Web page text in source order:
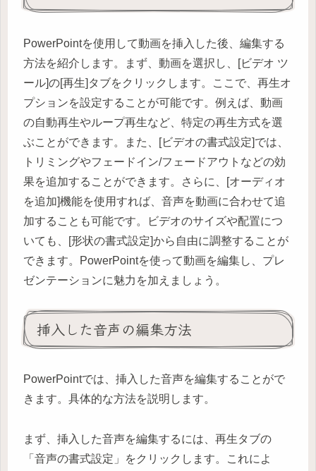
PowerPointを使用して動画を挿入した後、編集する
方法を紹介します。まず、動画を選択し、[ビデオ ツ
ール]の[再生]タブをクリックします。ここで、再生オ
プションを設定することが可能です。例えば、動画
の自動再生やループ再生など、特定の再生方式を選
ぶことができます。また、[ビデオの書式設定]では、
トリミングやフェードイン/フェードアウトなどの効
果を追加することができます。さらに、[オーディオ
を追加]機能を使用すれば、音声を動画に合わせて追
加することも可能です。ビデオのサイズや配置につ
いても、[形状の書式設定]から自由に調整することが
できます。PowerPointを使って動画を編集し、プレ
ゼンテーションに魅力を加えましょう。
挿入した音声の編集方法
PowerPointでは、挿入した音声を編集することがで
きます。具体的な方法を説明します。
まず、挿入した音声を編集するには、再生タブの
「音声の書式設定」をクリックします。これによ